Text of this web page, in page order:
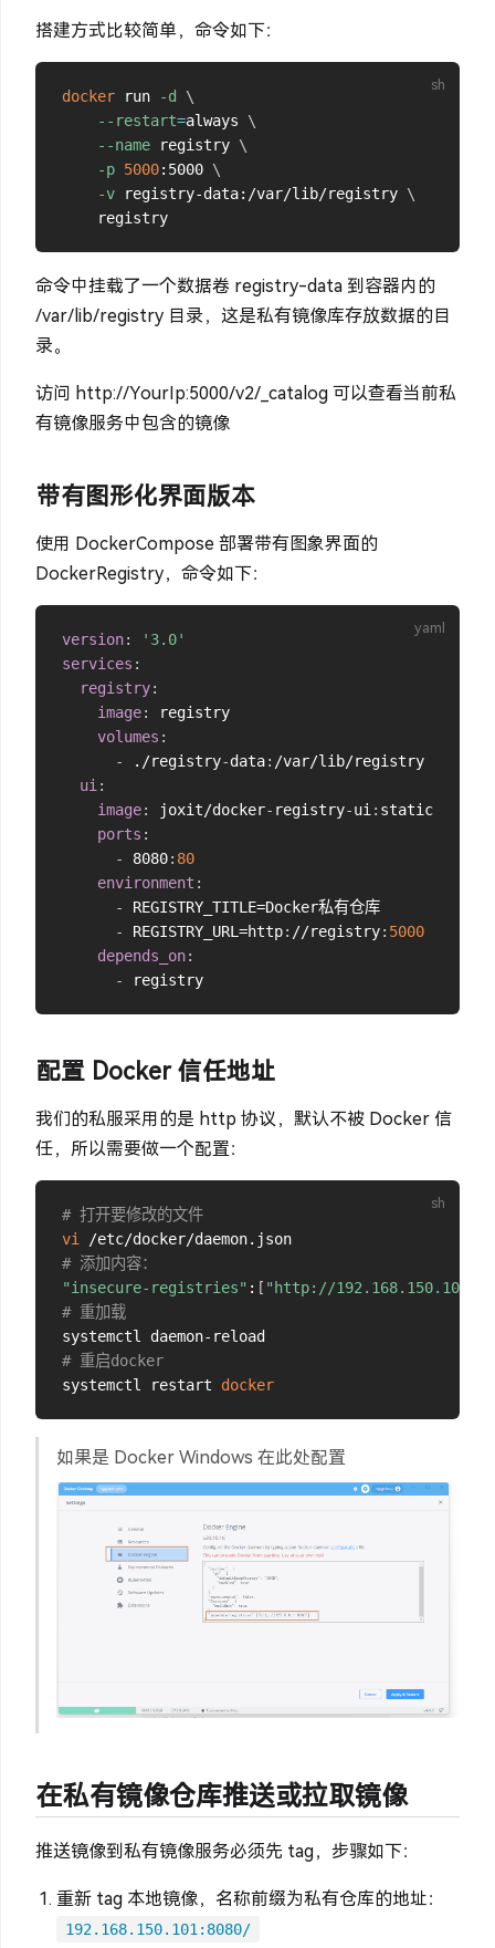
搭建方式比较简单，命令如下：
docker run -d
\
--restart=always \
--name
\
-p 5000:5000 \
-v registry-data:/var/lib/registry \
命令中挂载了一个数据卷 registry-data 到容器内的
/var/lib/registry 目录，这是私有镜像库存放数据的目
录。
访问 http://YourIp:5000/v2/_catalog 可以查看当前私
有镜像服务中包含的镜像
带有图形化界面版本
使用 DockerCompose 部署带有图象界面的
DockerRegistry，命令如下：
version:
'3.0'
services :
registry:
image:
registry
volumes :
-
./registry-data: /var/lib/registry
ui :
image: joxit/docker- registry-ui : static
ports :
-
8080: 80
environment :
-
REGISTRY_TITLE=Docker私有仓库
-
REGISTRY_URL=http: //registry: 5000
depends_on:
-
配置 Docker 信任地址
我们的私服采用的是 http 协议，默认不被 Docker 信
任，所以需要做一个配置：
# 打开要修改的文件
vi
# 添加内容：
"insecure-registries" : [ "http://
# 重加载
# 重启docker
systemctl restart docker
如果是 Docker Windows 在此处配置
在私有镜像仓库推送或拉取镜像
推送镜像到私有镜像服务必须先 tag，步骤如下：
重新 tag 本地镜像，名称前缀为私有仓库的地址：
192.168.150.101:8080/